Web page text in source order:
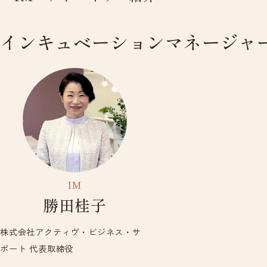
インキュベーションマネージャ
IM
勝田桂子
株式会社アクティヴ・ビジネス・サ
ポート 代表取締役